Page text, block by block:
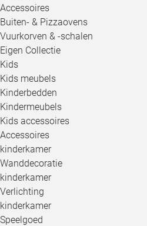
Accessoires
Buiten- & Pizzaovens
Vuurkorven & -schalen
Eigen Collectie
Kids
Kids meubels
Kinderbedden
Kindermeubels
Kids accessoires
Accessoires
kinderkamer
Wanddecoratie
kinderkamer
Verlichting
kinderkamer
Speelgoed